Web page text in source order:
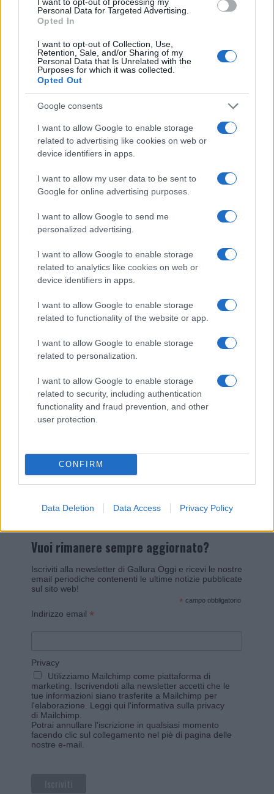
Personal Data for Targeted Advertising.
Opted In
I want to opt-out of Collection, Use,
Retention, Sale, and/or Sharing of my
Personal Data that Is Unrelated with the
Purposes for which it was collected.
Opted Out
Google consents
I want to allow Google to enable storage
related to advertising like cookies on web or
device identifiers in apps.
I want to allow my user data to be sent to
Google for online advertising purposes.
I want to allow Google to send me
personalized advertising.
I want to allow Google to enable storage
related to analytics like cookies on web or
device identifiers in apps.
I want to allow Google to enable storage
related to functionality of the website or app.
I want to allow Google to enable storage
related to personalization.
I want to allow Google to enable storage
related to security, including authentication
functionality and fraud prevention, and other
user protection.
CONFIRM
Data Deletion Data Access Privacy Policy
NECROLOGIE
Mario Malu
Martina Agostina Diturco
I nostri cari
I nostri cari
Giovannimaria Cabras
Invia un Comunicato Stampa
Vuoi rimanere sempre aggiornato?
Iscriviti alla newsletter di Gallura Oggi e ricevi le nostre
email periodiche contenenti le ultime notizie pubblicate
sul sito web!
* campo obbligatorio
Indirizzo email *
Privacy
Utilizziamo Mailchimp come piattaforma di
marketing. Iscrivendoti alla newsletter accetti che le
tue informazioni siano trasferite a Mailchimp per
l'elaborazione. Leggi qui l'informativa sulla privacy
di Mailchimp
Potrai annullare l'iscrizione in qualsiasi momento
facendo clic sul collegamento nel piè di pagina delle
nostre e-mail.